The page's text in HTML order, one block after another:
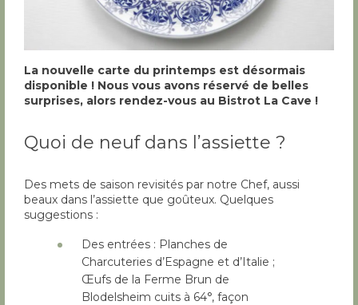
La nouvelle carte du printemps est désormais
disponible ! Nous vous avons réservé de belles
surprises, alors rendez-vous au Bistrot La Cave !
Quoi de neuf dans l’assiette ?
Des mets de saison revisités par notre Chef, aussi
beaux dans l’assiette que goûteux. Quelques
suggestions :
Des entrées : Planches de
Charcuteries d’Espagne et d’Italie ;
Œufs de la Ferme Brun de
Blodelsheim cuits à 64°, façon